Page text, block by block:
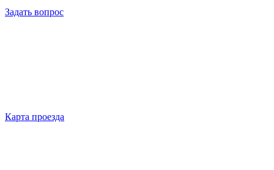
Задать вопрос
Карта проезда